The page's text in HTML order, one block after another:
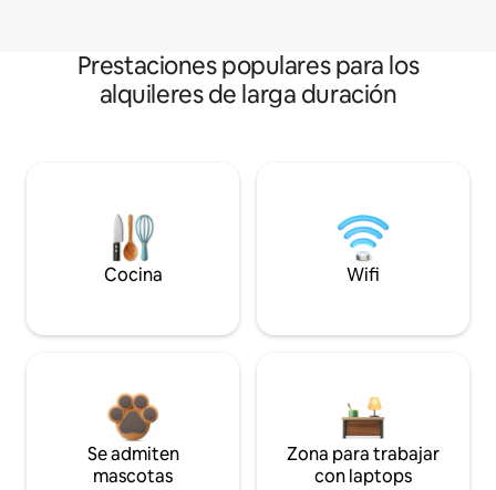
Prestaciones populares para los
alquileres de larga duración
Cocina Wifi
Se admiten
mascotas
Zona para trabajar
con laptops